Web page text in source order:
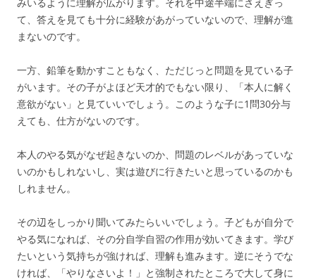
て、答えを見ても十分に経験があがっていないので、理解が進
まないのです。
一方、鉛筆を動かすこともなく、ただじっと問題を見ている子
がいます。その子がよほど天才的でもない限り、「本人に解く
意欲がない」と見ていいでしょう。このような子に1問30分与
えても、仕方がないのです。
本人のやる気がなぜ起きないのか、問題のレベルがあっていな
いのかもしれないし、実は遊びに行きたいと思っているのかも
しれません。
その辺をしっかり聞いてみたらいいでしょう。子どもが自分で
やる気になれば、その分自学自習の作用が効いてきます。学び
たいという気持ちが強ければ、理解も進みます。逆にそうでな
ければ、「やりなさいよ！」と強制されたところで大して身に